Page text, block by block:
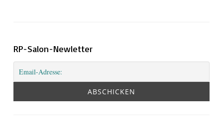
RP-Salon-Newletter